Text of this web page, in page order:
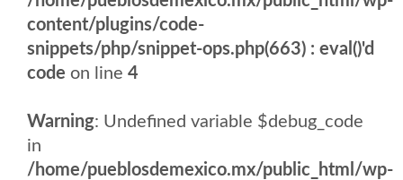
content/plugins/code-
snippets/php/snippet-ops.php(663) : eval()'d
code on line 4
Warning: Undefined variable $debug_code
in
/home/pueblosdemexico.mx/public_html/wp-